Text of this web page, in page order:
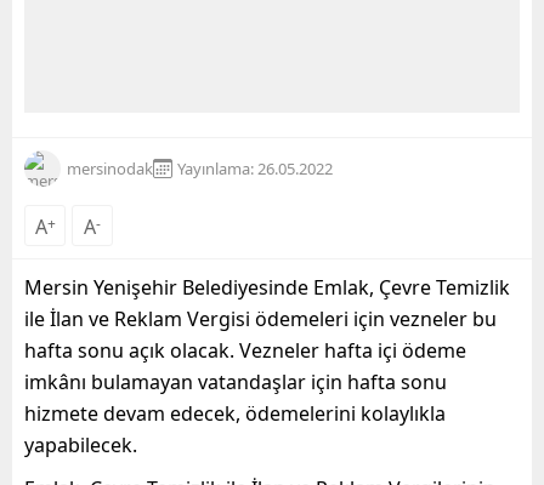
mersinodak Yayınlama: 26.05.2022
A+ A-
Mersin Yenişehir Belediyesinde Emlak, Çevre Temizlik
ile İlan ve Reklam Vergisi ödemeleri için vezneler bu
hafta sonu açık olacak. Vezneler hafta içi ödeme
imkânı bulamayan vatandaşlar için hafta sonu
hizmete devam edecek, ödemelerini kolaylıkla
yapabilecek.